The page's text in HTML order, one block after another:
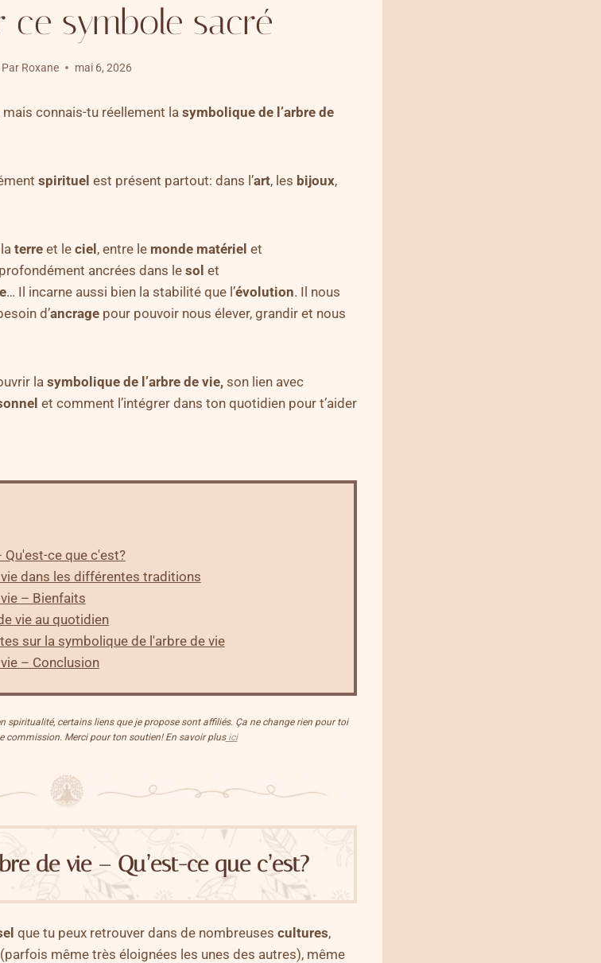
ce symbole sacré
Par Roxane mai 6, 2026
mais connais-tu réellement la symbolique de l’arbre de
spirituel est présent partout: dans l’art, les bijoux,
terre et le ciel, entre le monde matériel et
ancrées dans le sol et
… Il incarne aussi bien la stabilité que l’évolution. Il nous
d’ancrage pour pouvoir nous élever, grandir et nous
la symbolique de l’arbre de vie, son lien avec
et comment l’intégrer dans ton quotidien pour t’aider
ce que c'est?
dans les différentes traditions
– Bienfaits
vie au quotidien
sur la symbolique de l'arbre de vie
– Conclusion
spiritualité, certains liens que je propose sont affiliés. Ça ne change rien pour toi
commission. Merci pour ton soutien! En savoir plusici
de vie – Qu’est-ce que c’est?
que tu peux retrouver dans de nombreuses cultures,
(parfois même très éloignées les unes des autres), même